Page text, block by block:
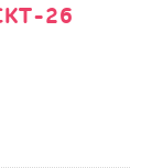
26